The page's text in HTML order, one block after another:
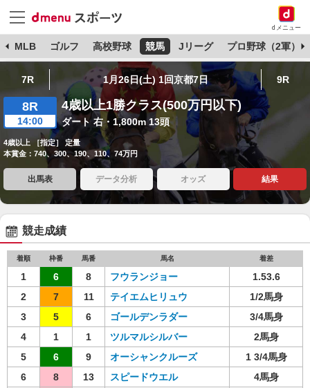
dメニュー
MLB ゴルフ 高校野球 競馬 Jリーグ プロ野球（2軍）
7R 1月26日(土) 1回京都7日 9R
8R
14:00
4歳以上1勝クラス(500万円以下)
ダート 右・1,800m 13頭
4歳以上 ［指定］ 定量
本賞金：740、300、190、110、74万円
出馬表 データ分析 オッズ 結果
競走成績
着順 枠番 馬番 馬名 着差
1 6 8 フウランジョー
1.53.6
2
7 11 テイエムヒリュウ
1/2馬身
3
5 6 ゴールデンラダー
3/4馬身
4
1 1 ツルマルシルバー
2馬身
5
6 9 オーシャンクルーズ
1 3/4馬身
6
8 13 スピードウエル
4馬身